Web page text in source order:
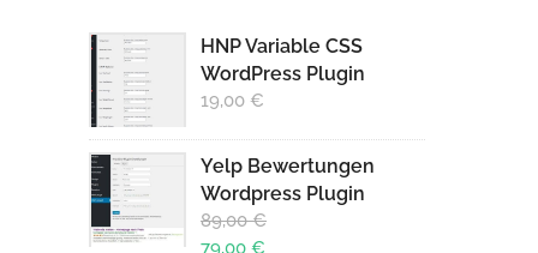
HNP Variable CSS
WordPress Plugin
19,00 €
Yelp Bewertungen
Wordpress Plugin
89,00€
Ursprünglicher
79,00 €